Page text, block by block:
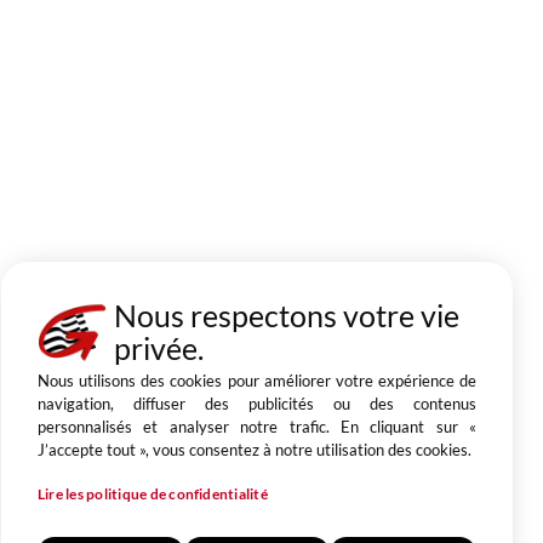
Nous respectons votre vie
privée.
Nous utilisons des cookies pour améliorer votre expérience de
navigation, diffuser des publicités ou des contenus
personnalisés et analyser notre trafic. En cliquant sur «
J’accepte tout », vous consentez à notre utilisation des cookies.
Lire les politique de confidentialité